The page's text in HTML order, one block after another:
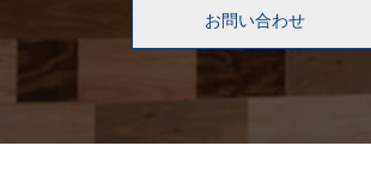
お問い合わせ